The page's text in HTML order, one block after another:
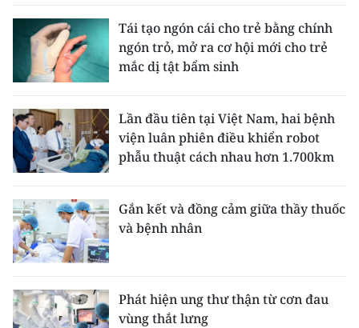
Tái tạo ngón cái cho trẻ bằng chính
ngón trỏ, mở ra cơ hội mới cho trẻ
mắc dị tật bẩm sinh
Lần đầu tiên tại Việt Nam, hai bệnh
viện luân phiên điều khiển robot
phẫu thuật cách nhau hơn 1.700km
Gắn kết và đồng cảm giữa thầy thuốc
và bệnh nhân
Phát hiện ung thư thận từ cơn đau
vùng thắt lưng